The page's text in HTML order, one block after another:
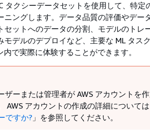
タクシーデータセットを使用して、特定
ングします。データ品質の評価やデー
ットへのデータの分割、モデルのトレ
デルのデプロイなど、主要な ML タス
で実際に体験することができます。
ザーまたは管理者が AWS アカウントを
AWS アカウントの作成の詳細については
ですか? 」を参照してください。